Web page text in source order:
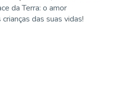
da Terra: o amor
das suas vidas!